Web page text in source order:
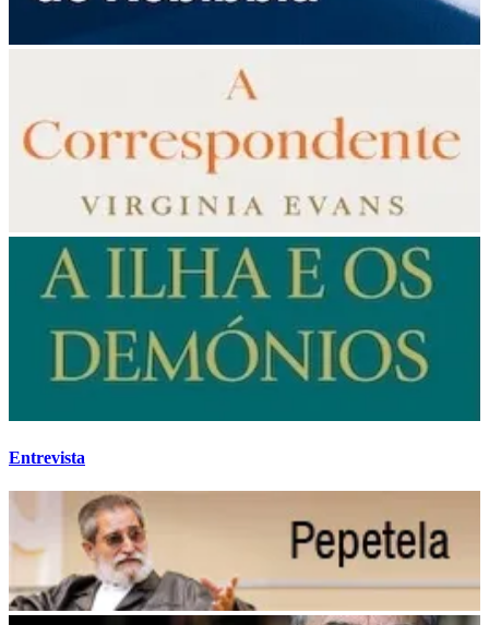
Entrevista